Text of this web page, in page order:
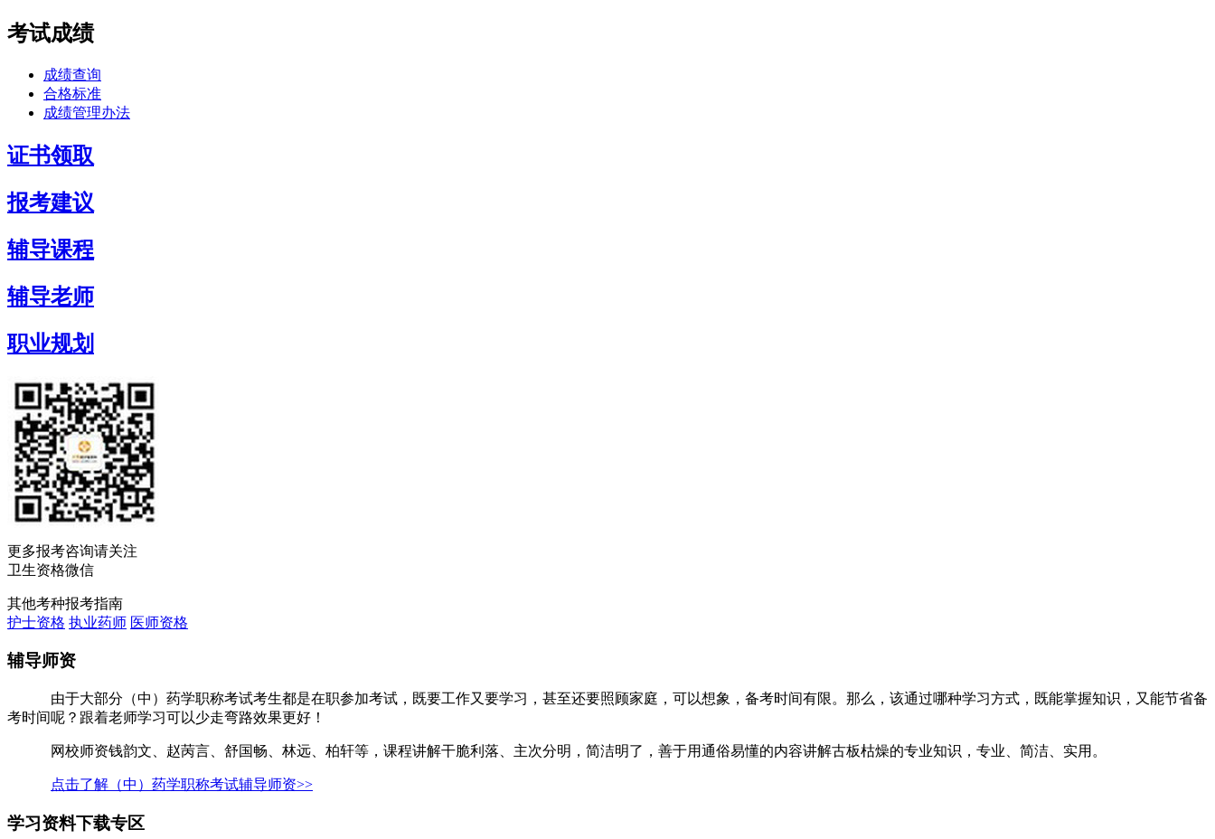
考试成绩
成绩查询
合格标准
成绩管理办法
证书领取
报考建议
辅导课程
辅导老师
职业规划
更多报考咨询请关注
卫生资格微信
其他考种报考指南
护士资格 执业药师 医师资格
辅导师资
由于大部分（中）药学职称考试考生都是在职参加考试，既要工作又要学习，甚至还要照顾家庭，可以想象，备考时间有限。那么，该通过哪种学习方式，既能掌握知识，又能节省备
考时间呢？跟着老师学习可以少走弯路效果更好！
网校师资钱韵文、赵苪言、舒国畅、林远、柏轩等，课程讲解干脆利落、主次分明，简洁明了，善于用通俗易懂的内容讲解古板枯燥的专业知识，专业、简洁、实用。
点击了解（中）药学职称考试辅导师资>>
学习资料下载专区